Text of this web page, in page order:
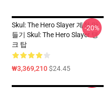
Skul: The Hero Slayer 계정 만
들기 Skul: The Hero Slayer 탱
크 탑
₩3,369,210$24.45
-20%